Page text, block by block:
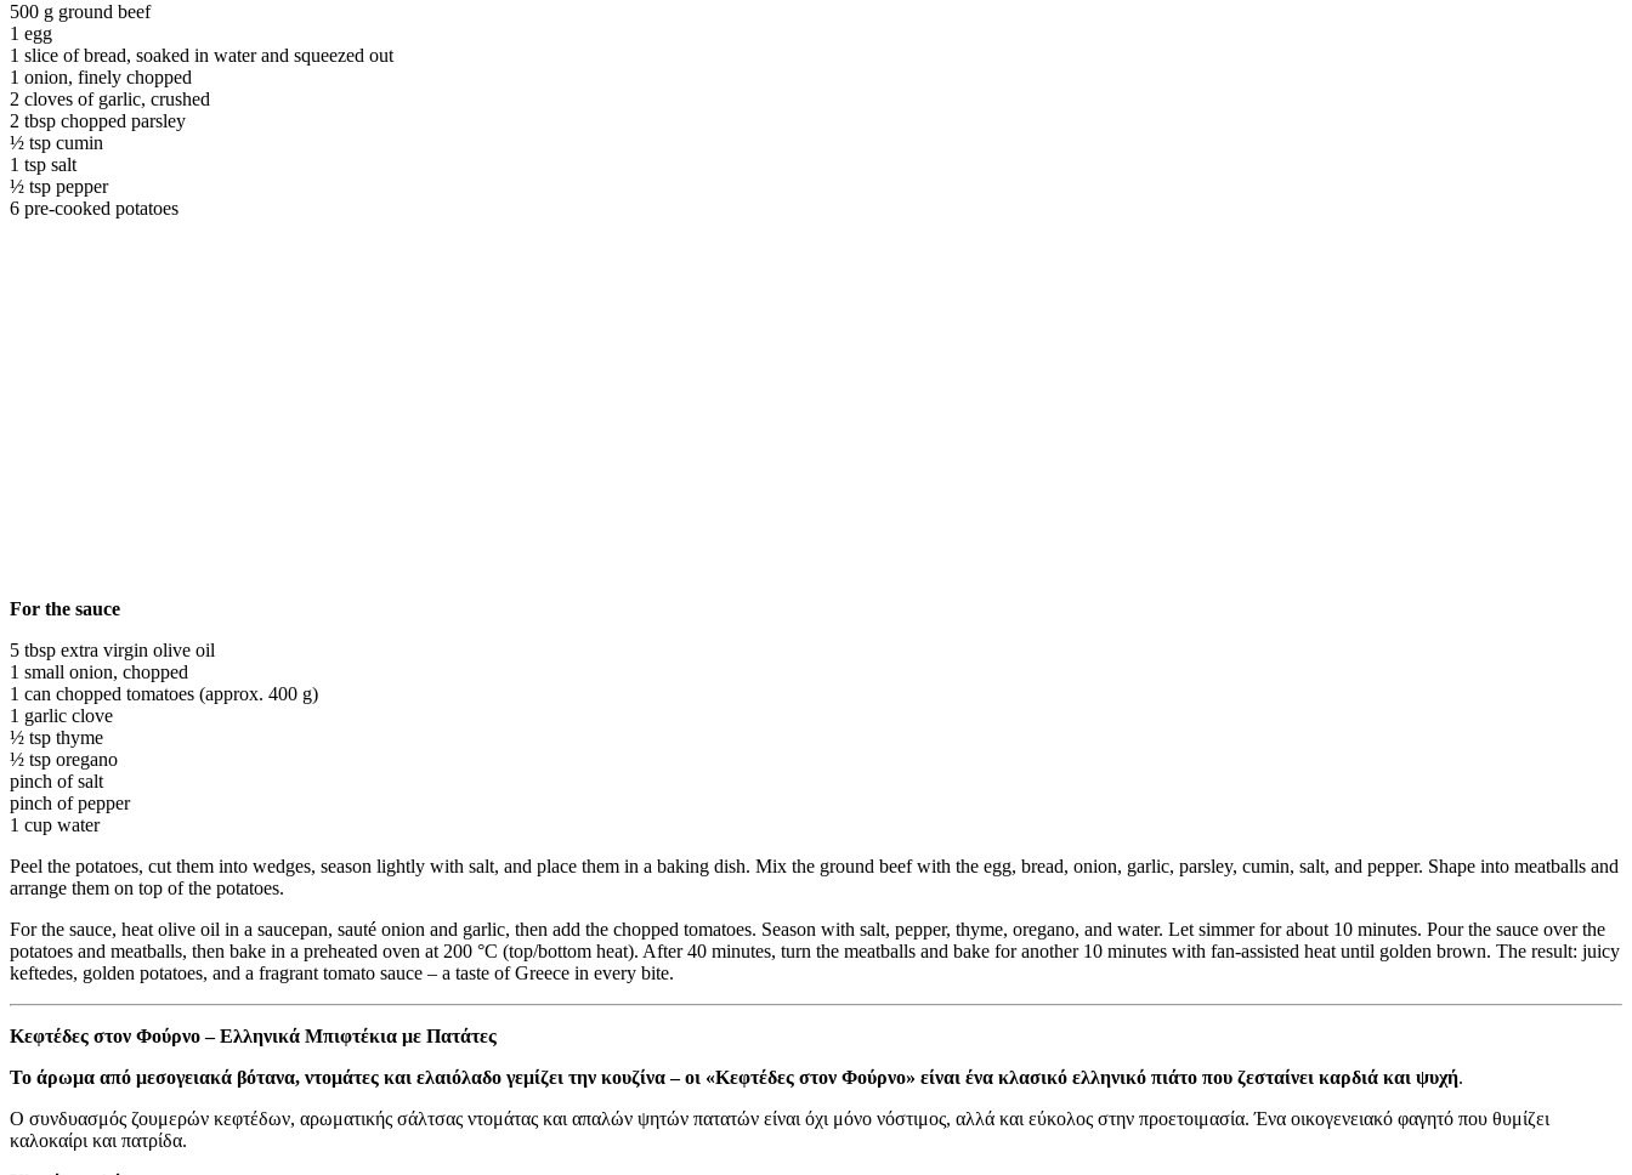
500 g ground beef
1 egg
1 slice of bread, soaked in water and squeezed out
1 onion, finely chopped
2 cloves of garlic, crushed
2 tbsp chopped parsley
½ tsp cumin
1 tsp salt
½ tsp pepper
6 pre-cooked potatoes
For the sauce
5 tbsp extra virgin olive oil
1 small onion, chopped
1 can chopped tomatoes (approx. 400 g)
1 garlic clove
½ tsp thyme
½ tsp oregano
pinch of salt
pinch of pepper
1 cup water
Peel the potatoes, cut them into wedges, season lightly with salt, and place them in a baking dish. Mix the ground beef with the egg, bread, onion, garlic, parsley, cumin, salt, and pepper. Shape into meatballs and
arrange them on top of the potatoes.
For the sauce, heat olive oil in a saucepan, sauté onion and garlic, then add the chopped tomatoes. Season with salt, pepper, thyme, oregano, and water. Let simmer for about 10 minutes. Pour the sauce over the
potatoes and meatballs, then bake in a preheated oven at 200 °C (top/bottom heat). After 40 minutes, turn the meatballs and bake for another 10 minutes with fan-assisted heat until golden brown. The result: juicy
keftedes, golden potatoes, and a fragrant tomato sauce – a taste of Greece in every bite.
Κεφτέδες στον Φούρνο – Ελληνικά Μπιφτέκια με Πατάτες
Το άρωμα από μεσογειακά βότανα, ντομάτες και ελαιόλαδο γεμίζει την κουζίνα – οι «Κεφτέδες στον Φούρνο» είναι ένα κλασικό ελληνικό πιάτο που ζεσταίνει καρδιά και ψυχή.
Ο συνδυασμός ζουμερών κεφτέδων, αρωματικής σάλτσας ντομάτας και απαλών ψητών πατατών είναι όχι μόνο νόστιμος, αλλά και εύκολος στην προετοιμασία. Ένα οικογενειακό φαγητό που θυμίζει
καλοκαίρι και πατρίδα.